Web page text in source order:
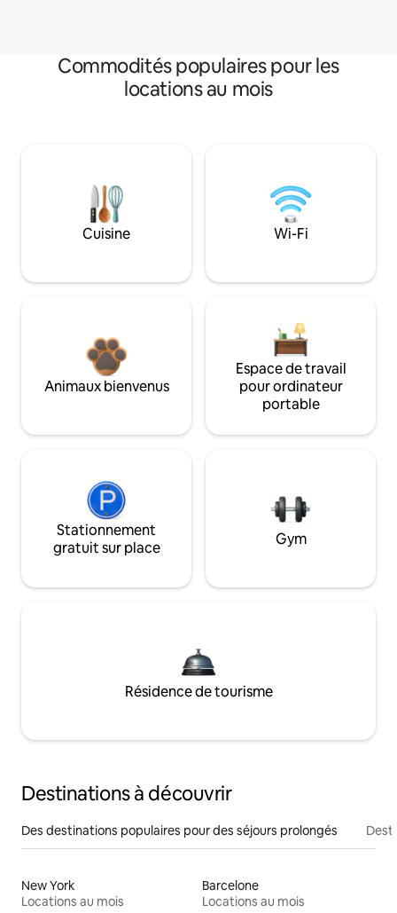
Commodités populaires pour les
locations au mois
Cuisine Wi-Fi
Animaux bienvenus
Espace de travail
pour ordinateur
portable
Stationnement
gratuit sur place
Gym
Résidence de tourisme
Destinations à découvrir
Des destinations populaires pour des séjours prolongés
New York
Locations au mois
Barcelone
Locations au mois